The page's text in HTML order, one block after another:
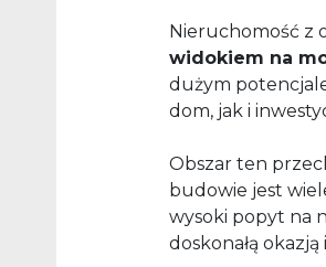
Nieruchomość z
widokiem na
dużym
dom, jak i
Obszar ten
budowie jest
wysoki popyt na
doskonałą